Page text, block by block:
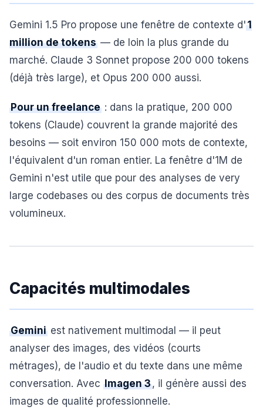
Gemini 1.5 Pro propose une fenêtre de contexte d'1
million de tokens — de loin la plus grande du
marché. Claude 3 Sonnet propose 200 000 tokens
(déjà très large), et Opus 200 000 aussi.
Pour un freelance : dans la pratique, 200 000
tokens (Claude) couvrent la grande majorité des
besoins — soit environ 150 000 mots de contexte,
l'équivalent d'un roman entier. La fenêtre d'1M de
Gemini n'est utile que pour des analyses de very
large codebases ou des corpus de documents très
volumineux.
Capacités multimodales
Gemini est nativement multimodal — il peut
analyser des images, des vidéos (courts
métrages), de l'audio et du texte dans une même
conversation. Avec Imagen 3, il génère aussi des
images de qualité professionnelle.